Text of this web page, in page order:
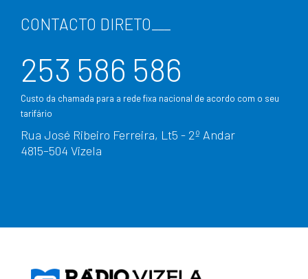
CONTACTO DIRETO
253 586 586
Custo da chamada para a rede fixa nacional de acordo com o seu
tarifário
Rua José Ribeiro Ferreira, Lt5 - 2º Andar
4815–504 Vizela